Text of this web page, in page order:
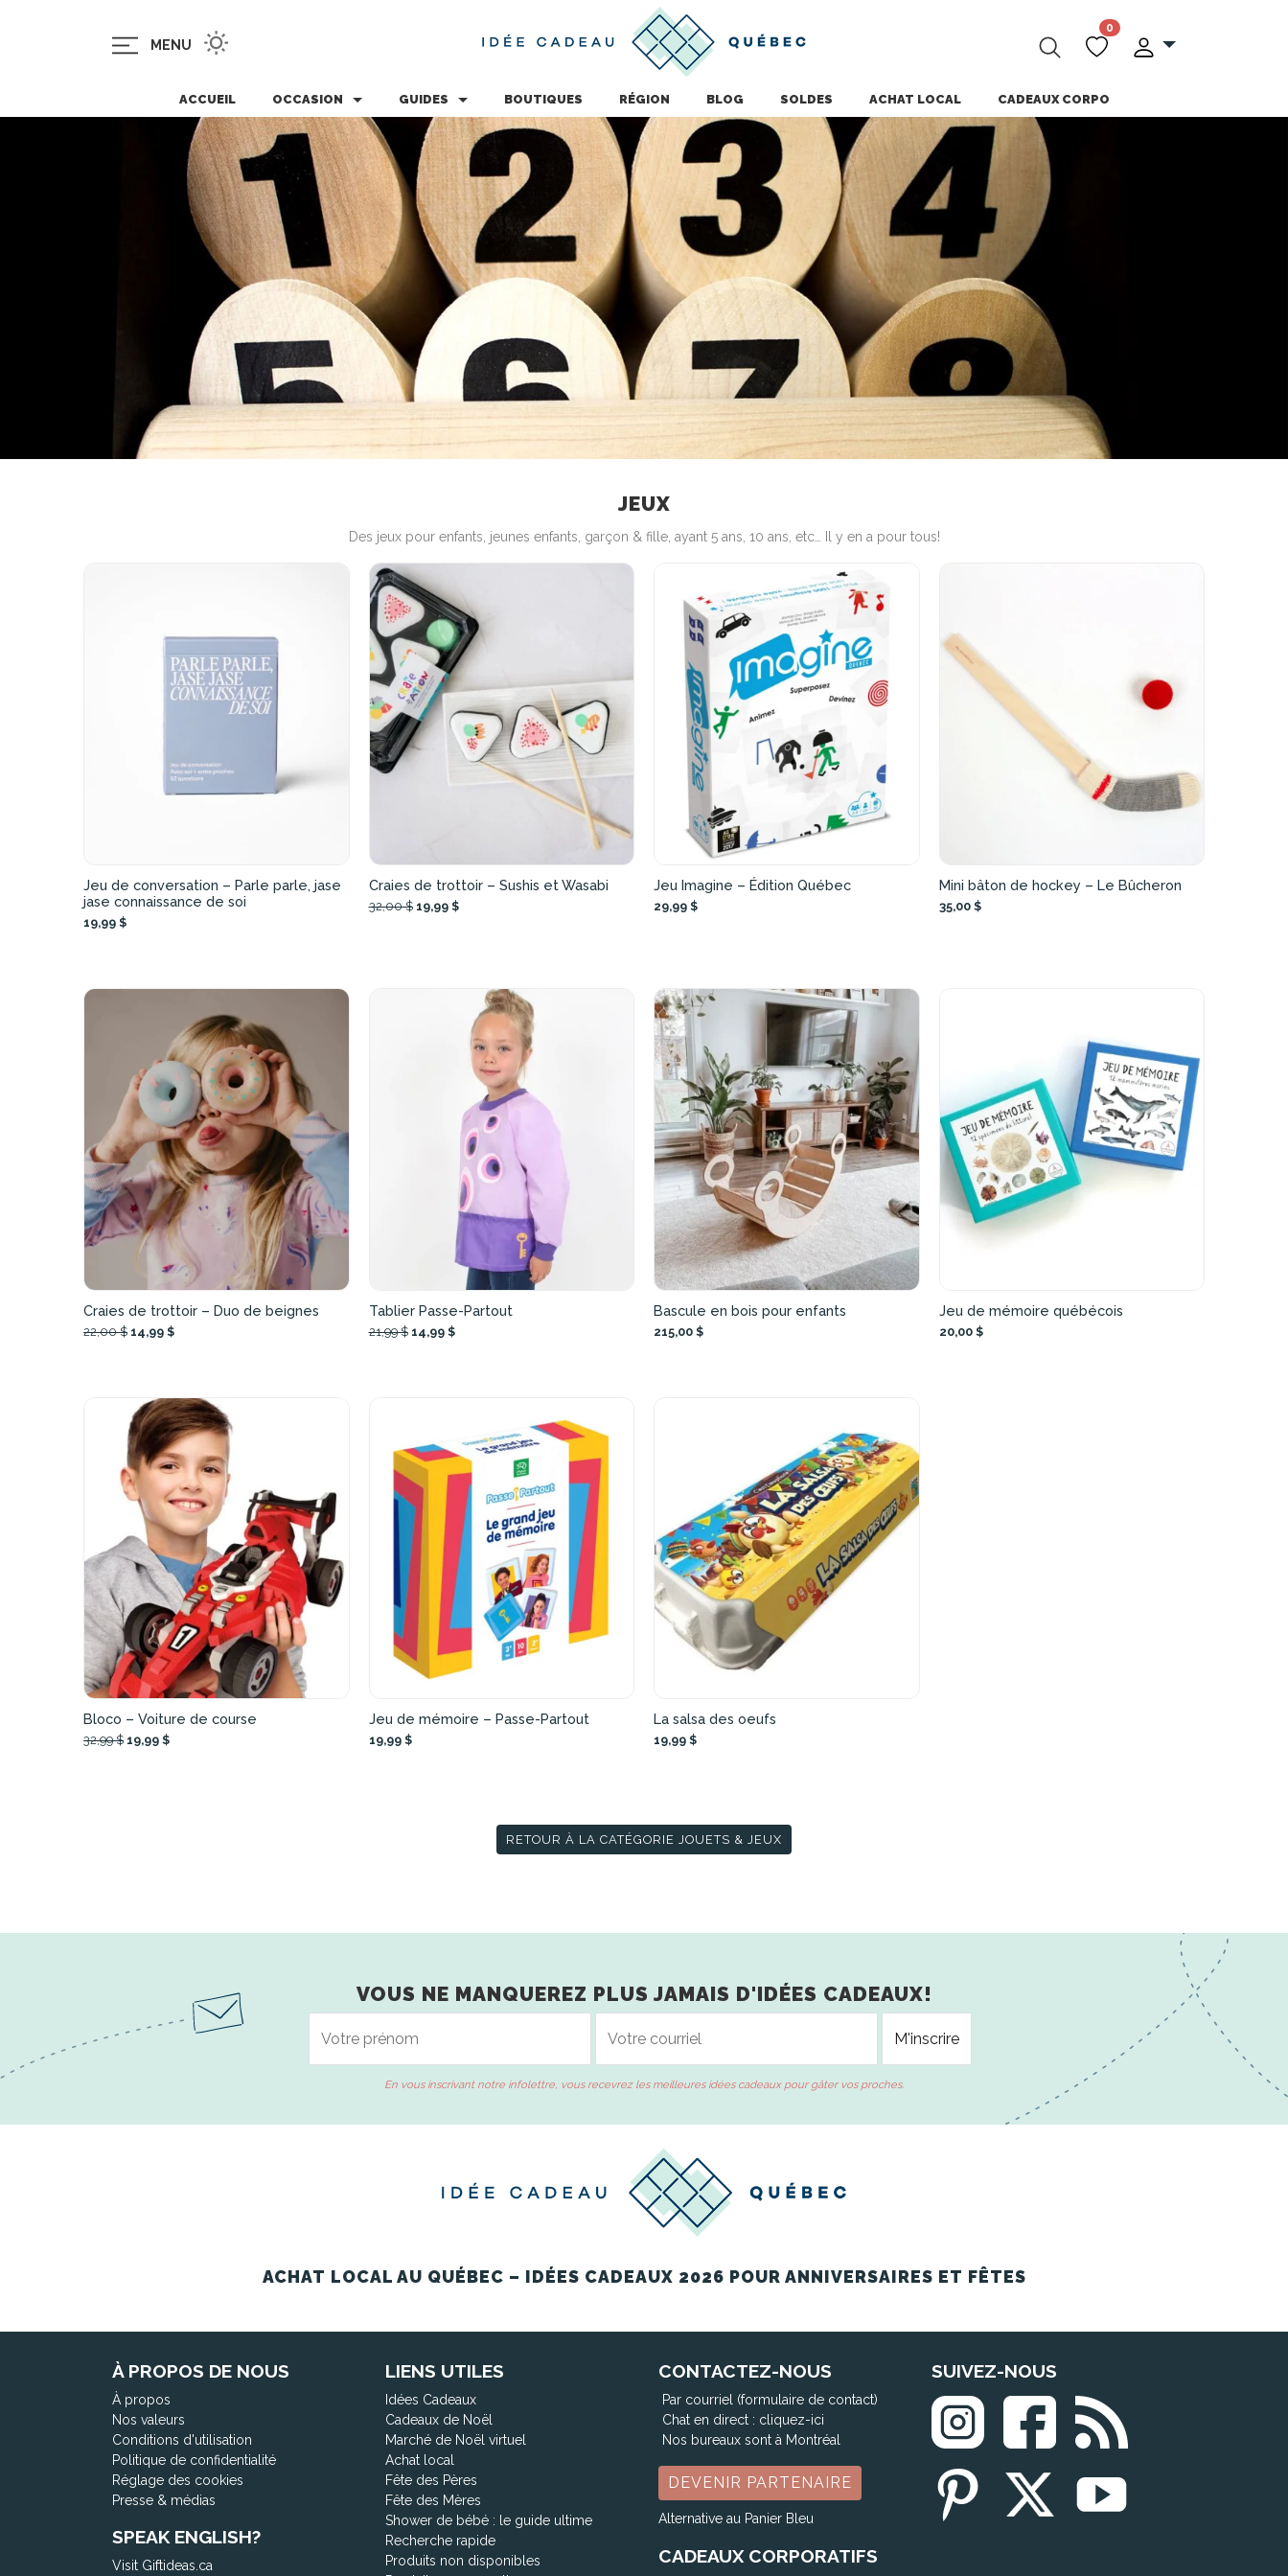
MENU
0
ACCUEIL OCCASION GUIDES BOUTIQUES RÉGION BLOG SOLDES ACHAT LOCAL CADEAUX CORPO
JEUX
Des jeux pour enfants, jeunes enfants, garçon & fille, ayant 5 ans, 10 ans, etc… Il y en a pour tous!
Jeu de conversation – Parle parle, jase
jase connaissance de soi
19,99 $
Craies de trottoir – Sushis et Wasabi
32,00 $ 19,99 $
Jeu Imagine – Édition Québec
29,99 $
Mini bâton de hockey – Le Bûcheron
35,00 $
Craies de trottoir – Duo de beignes
22,00 $ 14,99 $
Tablier Passe-Partout
21,99 $ 14,99 $
Bascule en bois pour enfants
215,00 $
Jeu de mémoire québécois
20,00 $
Bloco – Voiture de course
32,99 $ 19,99 $
Jeu de mémoire – Passe-Partout
19,99 $
La salsa des oeufs
19,99 $
RETOUR À LA CATÉGORIE JOUETS & JEUX
VOUS NE MANQUEREZ PLUS JAMAIS D'IDÉES CADEAUX!
En vous inscrivant notre infolettre, vous recevrez les meilleures idées cadeaux pour gâter vos proches.
ACHAT LOCAL AU QUÉBEC – IDÉES CADEAUX 2026 POUR ANNIVERSAIRES ET FÊTES
À PROPOS DE NOUS
À propos
Nos valeurs
Conditions d'utilisation
Politique de confidentialité
Réglage des cookies
Presse & médias
SPEAK ENGLISH?
Visit Giftideas.ca
LIENS UTILES
Idées Cadeaux
Cadeaux de Noël
Marché de Noël virtuel
Achat local
Fête des Pères
Fête des Mères
Shower de bébé : le guide ultime
Recherche rapide
Produits non disponibles
CONTACTEZ-NOUS
Par courriel (formulaire de contact)
Chat en direct : cliquez-ici
Nos bureaux sont à Montréal
DEVENIR PARTENAIRE
Alternative au Panier Bleu
CADEAUX CORPORATIFS
SUIVEZ-NOUS